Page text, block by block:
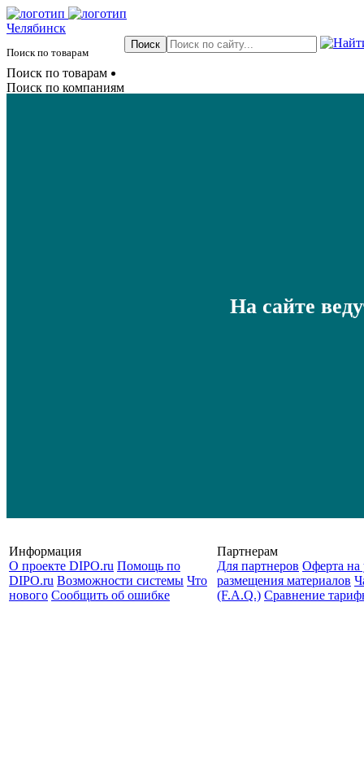
Челябинск
Поиск по товарам
Поиск по товарам
Поиск по компаниям
На сайте
Информация
О проекте DIPO.ru Помощь по
DIPO.ru Возможности системы Что
нового Сообщить об ошибке
Партнерам
Для партнеров Оферта на
размещения материалов
(F.A.Q.) Cравнение